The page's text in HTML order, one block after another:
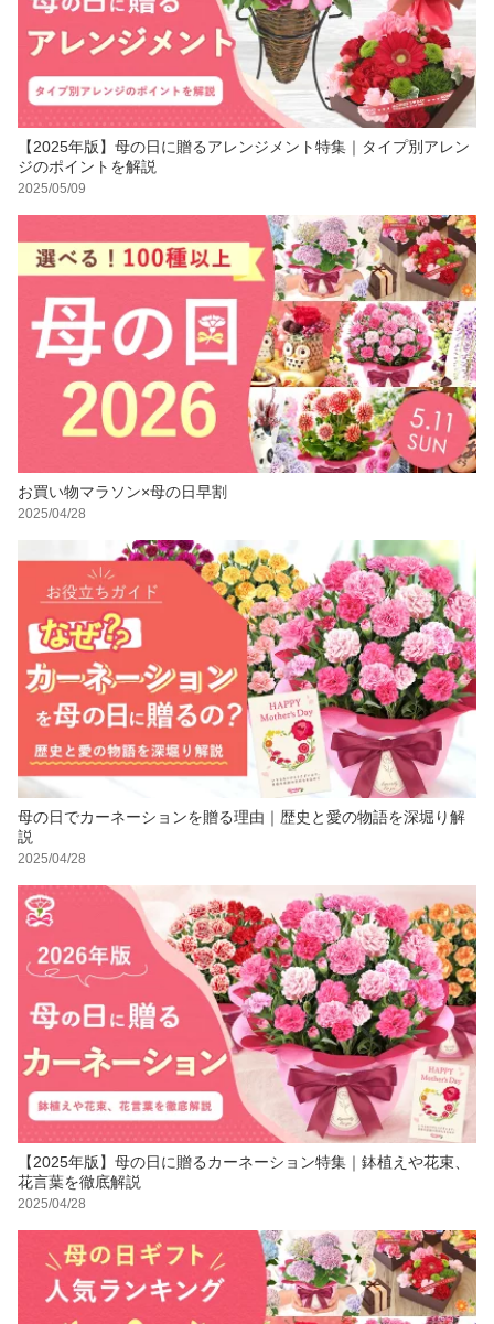
【2025年版】母の日に贈るアレンジメント特集｜タイプ別アレン
ジのポイントを解説
2025/05/09
お買い物マラソン×母の日早割
2025/04/28
母の日でカーネーションを贈る理由｜歴史と愛の物語を深堀り解
説
2025/04/28
【2025年版】母の日に贈るカーネーション特集｜鉢植えや花束、
花言葉を徹底解説
2025/04/28